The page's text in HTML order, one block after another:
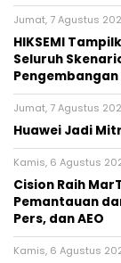
Jumat, 7 Agustus
HIKSEMI
Seluruh
Jumat, 7 Agustus
Huawei Jadi
Kamis, 6 Agustus
Cision Raih
Pemantauan
Pers, dan AEO
Kamis, 6 Agustus